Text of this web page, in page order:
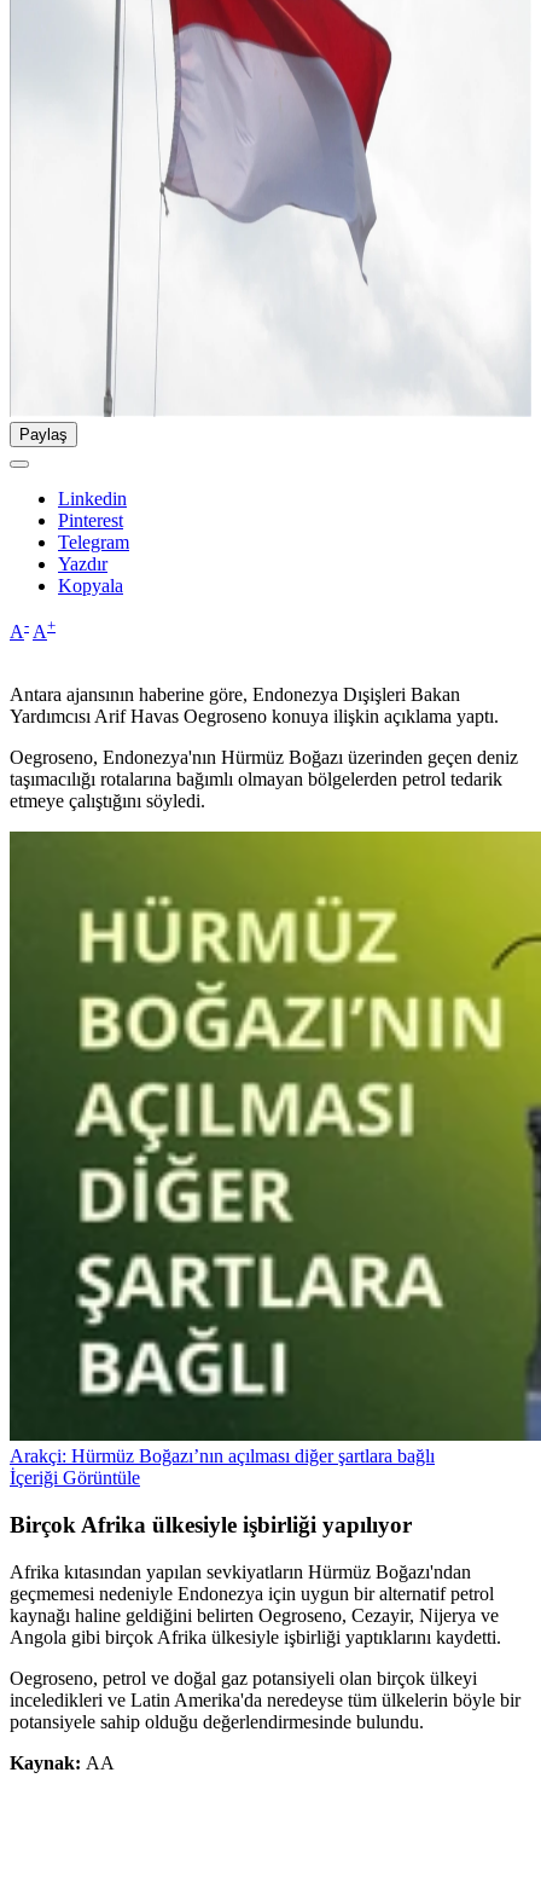
Paylaş
Linkedin
Pinterest
Telegram
Yazdır
Kopyala
A- A+
Antara ajansının haberine göre, Endonezya Dışişleri Bakan
Yardımcısı Arif Havas Oegroseno konuya ilişkin açıklama yaptı.
Oegroseno, Endonezya'nın Hürmüz Boğazı üzerinden geçen deniz
taşımacılığı rotalarına bağımlı olmayan bölgelerden petrol tedarik
etmeye çalıştığını söyledi.
Arakçi: Hürmüz Boğazı’nın açılması diğer şartlara bağlı
İçeriği Görüntüle
Birçok Afrika ülkesiyle işbirliği yapılıyor
Afrika kıtasından yapılan sevkiyatların Hürmüz Boğazı'ndan
geçmemesi nedeniyle Endonezya için uygun bir alternatif petrol
kaynağı haline geldiğini belirten Oegroseno, Cezayir, Nijerya ve
Angola gibi birçok Afrika ülkesiyle işbirliği yaptıklarını kaydetti.
Oegroseno, petrol ve doğal gaz potansiyeli olan birçok ülkeyi
inceledikleri ve Latin Amerika'da neredeyse tüm ülkelerin böyle bir
potansiyele sahip olduğu değerlendirmesinde bulundu.
Kaynak: AA